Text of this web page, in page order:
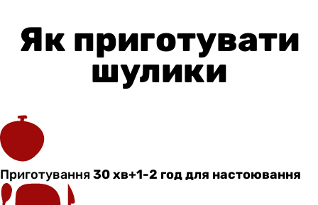
Як приготувати
шулики
Приготування30 хв+1-2 год для настоювання